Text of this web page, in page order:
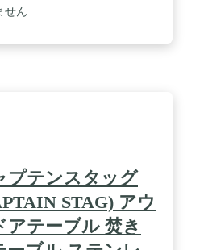
せん
プテンスタッグ
STAG) アウ
アテーブル 焚き